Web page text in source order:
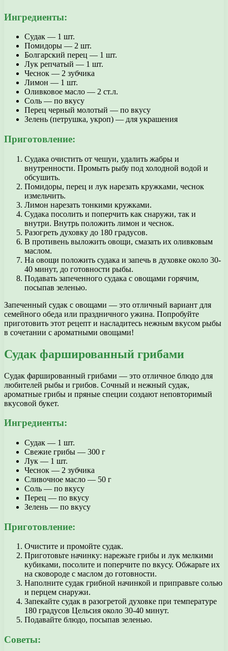
Ингредиенты:
Судак — 1 шт.
Помидоры — 2 шт.
Болгарский перец — 1 шт.
Лук репчатый — 1 шт.
Чеснок — 2 зубчика
Лимон — 1 шт.
Оливковое масло — 2 ст.л.
Соль — по вкусу
Перец черный молотый — по вкусу
Зелень (петрушка, укроп) — для украшения
Приготовление:
Судака очистить от чешуи, удалить жабры и
внутренности. Промыть рыбу под холодной водой и
обсушить.
Помидоры, перец и лук нарезать кружками, чеснок
измельчить.
Лимон нарезать тонкими кружками.
Судака посолить и поперчить как снаружи, так и
внутри. Внутрь положить лимон и чеснок.
Разогреть духовку до 180 градусов.
В противень выложить овощи, смазать их оливковым
маслом.
На овощи положить судака и запечь в духовке около 30-
40 минут, до готовности рыбы.
Подавать запеченного судака с овощами горячим,
посыпав зеленью.
Запеченный судак с овощами — это отличный вариант для
семейного обеда или праздничного ужина. Попробуйте
приготовить этот рецепт и насладитесь нежным вкусом рыбы
в сочетании с ароматными овощами!
Судак фаршированный грибами
Судак фаршированный грибами — это отличное блюдо для
любителей рыбы и грибов. Сочный и нежный судак,
ароматные грибы и пряные специи создают неповторимый
вкусовой букет.
Ингредиенты:
Судак — 1 шт.
Свежие грибы — 300 г
Лук — 1 шт.
Чеснок — 2 зубчика
Сливочное масло — 50 г
Соль — по вкусу
Перец — по вкусу
Зелень — по вкусу
Приготовление:
Очистите и промойте судак.
Приготовьте начинку: нарежьте грибы и лук мелкими
кубиками, посолите и поперчите по вкусу. Обжарьте их
на сковороде с маслом до готовности.
Наполните судак грибной начинкой и приправьте солью
и перцем снаружи.
Запекайте судак в разогретой духовке при температуре
180 градусов Цельсия около 30-40 минут.
Подавайте блюдо, посыпав зеленью.
Советы: